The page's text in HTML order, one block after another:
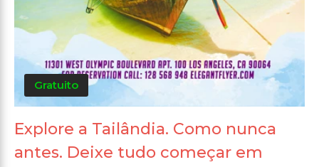
Gratuito
Explore a Tailândia. Como nunca
antes. Deixe tudo começar em